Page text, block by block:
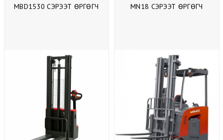
MBD1530 СЭРЭЭТ ӨРГӨГЧ MN18 СЭРЭЭТ ӨРГӨГЧ